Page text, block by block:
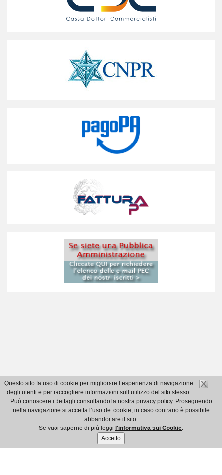
Questo sito fa uso di cookie per migliorare l’esperienza di navigazione
degli utenti e per raccogliere informazioni sull’utilizzo del sito stesso.
Può conoscere i dettagli consultando la nostra privacy policy. Proseguendo
nella navigazione si accetta l’uso dei cookie; in caso contrario è possibile
abbandonare il sito.
Se vuoi saperne di più leggi l'informativa sui Cookie.
Accetto